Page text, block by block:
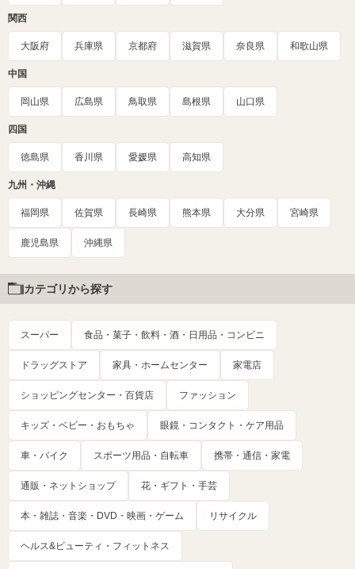
関西
大阪府 兵庫県 京都府 滋賀県 奈良県 和歌山県
中国
岡山県 広島県 鳥取県 島根県 山口県
四国
徳島県 香川県 愛媛県 高知県
九州・沖縄
福岡県 佐賀県 長崎県 熊本県 大分県 宮崎県
鹿児島県 沖縄県
カテゴリから探す
スーパー 食品・菓子・飲料・酒・日用品・コンビニ
ドラッグストア 家具・ホームセンター 家電店
ショッピングセンター・百貨店 ファッション
キッズ・ベビー・おもちゃ 眼鏡・コンタクト・ケア用品
車・バイク スポーツ用品・自転車 携帯・通信・家電
通販・ネットショップ 花・ギフト・手芸
本・雑誌・音楽・DVD・映画・ゲーム リサイクル
ヘルス&ビューティ・フィットネス